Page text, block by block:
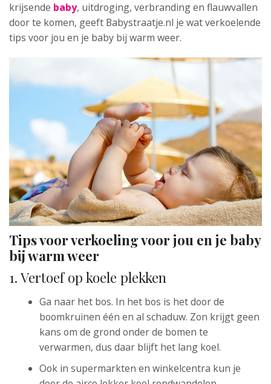
krijsende baby, uitdroging, verbranding en flauwvallen
door te komen, geeft Babystraatje.nl je wat verkoelende
tips voor jou en je baby bij warm weer.
Tips voor verkoeling voor jou en je baby
bij warm weer
1. Vertoef op koele plekken
Ga naar het bos. In het bos is het door de
boomkruinen één en al schaduw. Zon krijgt geen
kans om de grond onder de bomen te
verwarmen, dus daar blijft het lang koel.
Ook in supermarkten en winkelcentra kun je